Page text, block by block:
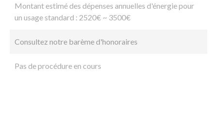
Montant estimé des dépenses annuelles d'énergie pour
un usage standard : 2520€ ~ 3500€
Consultez notre barème d'honoraires
Pas de procédure en cours